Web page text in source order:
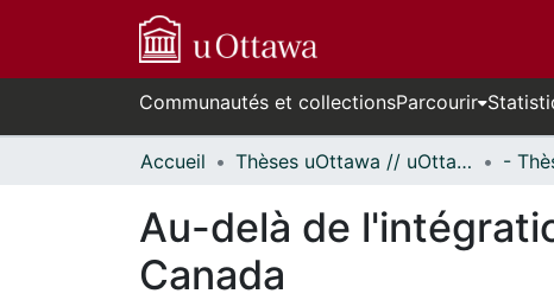
Communautés et collectionsParcourir
Accueil Thèses uOttawa // uOttawa Theses
Au-delà de
Canada